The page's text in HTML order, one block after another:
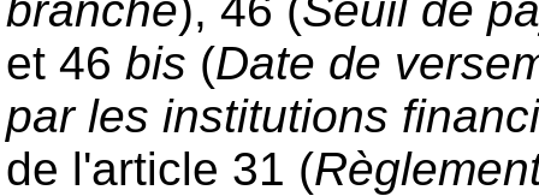
et 46 bis (Date de
par les institutions
de l'article 31 (